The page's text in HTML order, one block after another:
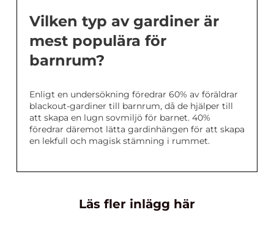
Vilken typ av gardiner är
mest populära för
barnrum?
Enligt en undersökning föredrar 60% av föräldrar
blackout-gardiner till barnrum, då de hjälper till
att skapa en lugn sovmiljö för barnet. 40%
föredrar däremot lätta gardinhängen för att skapa
en lekfull och magisk stämning i rummet.
Läs fler inlägg här